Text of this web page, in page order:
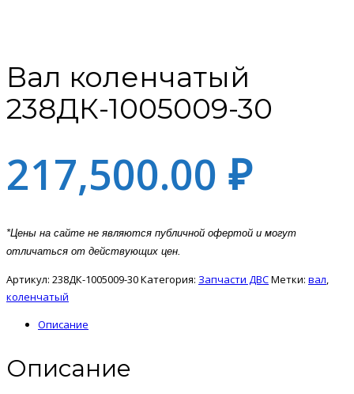
Вал коленчатый
238ДК-1005009-30
217,500.00 ₽
*Цены на сайте не являются публичной офертой и могут
отличаться от действующих цен.
Артикул: 238ДК-1005009-30Категория: Запчасти ДВСМетки: вал,
коленчатый
Описание
Описание